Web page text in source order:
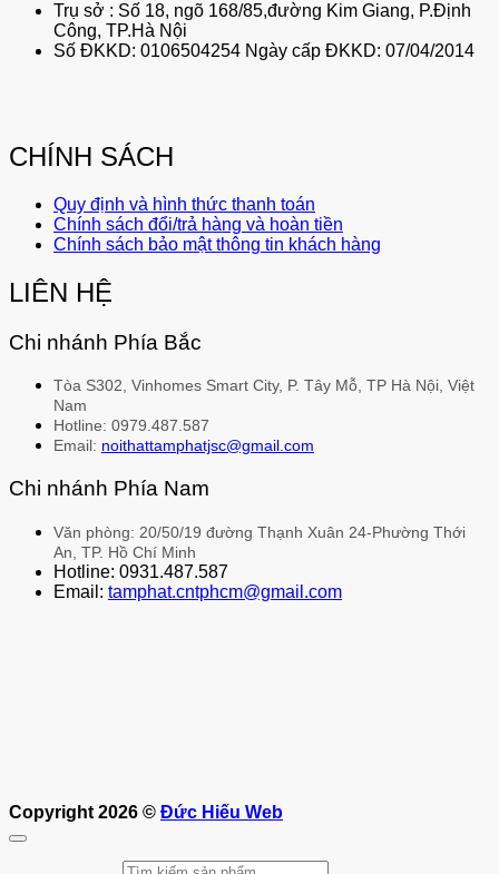
Trụ sở : Số 18, ngõ 168/85,đường Kim Giang, P.Định
Công, TP.Hà Nội
Số ĐKKD: 0106504254 Ngày cấp ĐKKD: 07/04/2014
CHÍNH SÁCH
Quy định và hình thức thanh toán
Chính sách đổi/trả hàng và hoàn tiền
Chính sách bảo mật thông tin khách hàng
LIÊN HỆ
Chi nhánh Phía Bắc
Tòa S302, Vinhomes Smart City, P. Tây Mỗ, TP Hà Nội, Việt
Nam
Hotline: 0979.487.587
Email: noithattamphatjsc@gmail.com
Chi nhánh Phía Nam
Văn phòng: 20/50/19 đường Thạnh Xuân 24-Phường Thới
An, TP. Hồ Chí Minh
Hotline: 0931.487.587
Email: tamphat.cntphcm@gmail.com
Copyright 2026 © Đức Hiếu Web
Tìm